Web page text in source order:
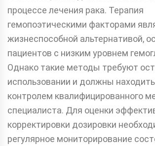
процессе лечения рака. Терапия
гемопоэтическими факторами
жизнеспособной альтернативой,
пациентов с низким уровнем
Однако такие методы требуют
использовании и должны
контролем квалифицированного
специалиста. Для оценки
корректировки дозировки
регулярное мониторирование